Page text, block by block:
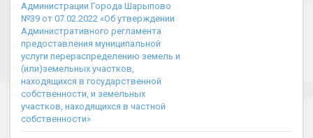
Администрации Города Шарыпово
№39 от 07.02.2022 «Об утверждении
Административного регламента
предоставления муниципальной
услуги перераспределению земель и
(или)земельных участков,
находящихся в государственной
собственности, и земельных
участков, находящихся в частной
собственности»